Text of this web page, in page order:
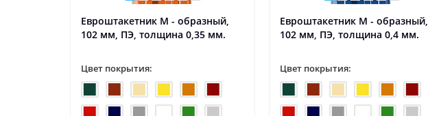
Евроштакетник М - образный,
102 мм, ПЭ, толщина 0,35 мм.
Цвет покрытия:
Евроштакетник М - образный,
102 мм, ПЭ, толщина 0,4 мм.
Цвет покрытия: